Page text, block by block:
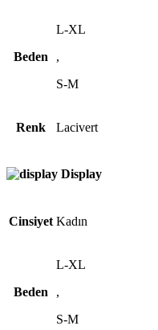
Beden
L-XL
,
S-M
Renk Lacivert
Display
Cinsiyet Kadın
Beden
L-XL
,
S-M